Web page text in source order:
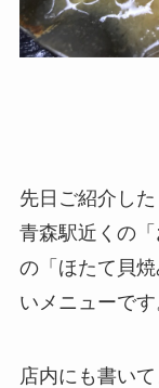
先日ご紹介した
青森駅近くの「
の「ほたて貝
いメニューです
店内にも書い